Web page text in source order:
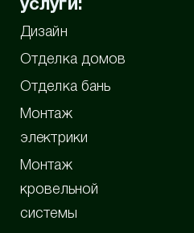
услуги:
Дизайн
Отделка домов
Отделка бань
Монтаж
электрики
Монтаж
кровельной
системы